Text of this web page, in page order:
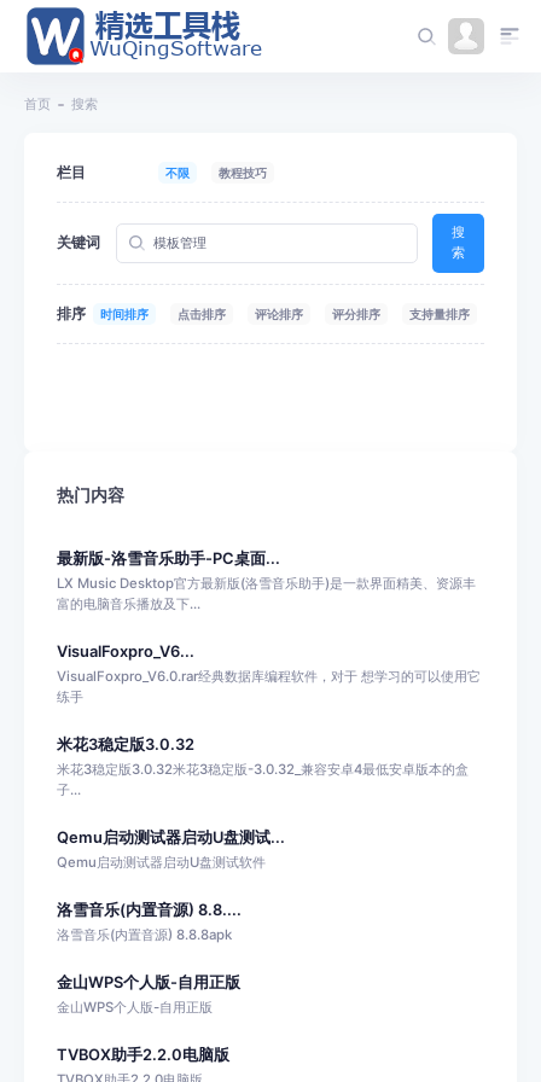
首页 搜索
栏目 不限 教程技巧
关键词
搜
索
排序 时间排序 点击排序 评论排序 评分排序 支持量排序
热门内容
最新版-洛雪音乐助手-PC桌面...
LX Music Desktop官方最新版(洛雪音乐助手)是一款界面精美、资源丰
富的电脑音乐播放及下...
VisualFoxpro_V6...
VisualFoxpro_V6.0.rar经典数据库编程软件，对于 想学习的可以使用它
练手
米花3稳定版3.0.32
米花3稳定版3.0.32米花3稳定版-3.0.32_兼容安卓4最低安卓版本的盒
子...
Qemu启动测试器启动U盘测试...
Qemu启动测试器启动U盘测试软件
洛雪音乐(内置音源) 8.8....
洛雪音乐(内置音源) 8.8.8apk
金山WPS个人版-自用正版
金山WPS个人版-自用正版
TVBOX助手2.2.0电脑版